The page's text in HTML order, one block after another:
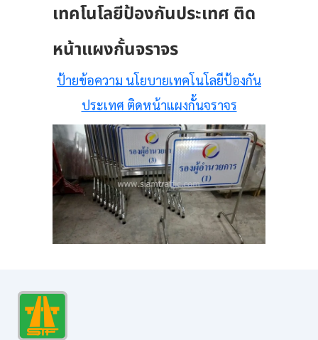
เทคโนโลยีป้องกันประเทศ ติด
หน้าแผงกั้นจราจร
ป้ายข้อความ นโยบายเทคโนโลยีป้องกัน
ประเทศ ติดหน้าแผงกั้นจราจร